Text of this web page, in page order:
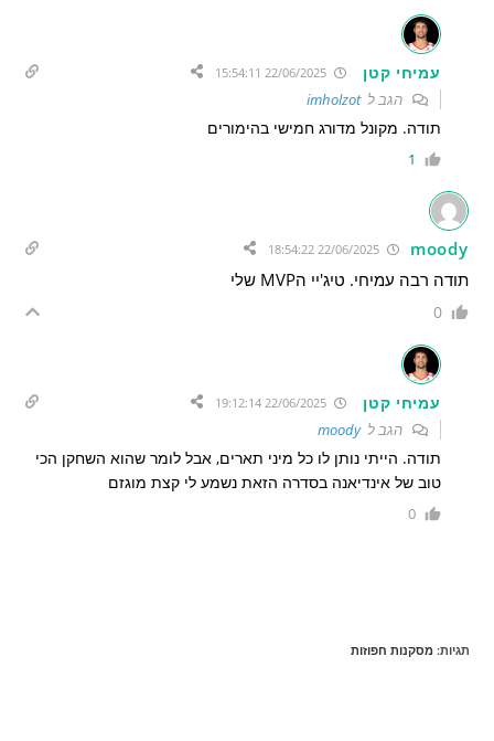
עמיחי קטן
הגב לimholzot
תודה. מקונל מדורג חמישי בהימורים
1
moody
תודה רבה עמיחי. טיג'יי הMVP שלי
0
עמיחי קטן
הגב לmoody
תודה. הייתי נותן לו כל מיני תארים, אבל לומר שהוא השחקן הכי
טוב של אינדיאנה בסדרה הזאת נשמע לי קצת מוגזם
0
תגיות: מסקנות חפוזות